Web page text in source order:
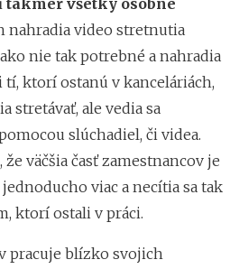
nahradia video stretnutia
nie tak potrebné a nahradia
ktorí ostanú v kanceláriách,
stretávať, ale vedia sa
slúchadiel, či videa.
väčšia časť zamestnancov je
viac a necítia sa tak
ktorí ostali v práci.
pracuje blízko svojich